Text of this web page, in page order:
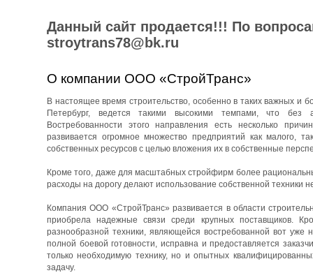
Данный сайт продается!!! По
stroytrans78@bk.ru
О компании ООО «СтройТранс»
В настоящее время строительство, особенно в таких важных и
Петербург, ведется такими высокими темпами, что без
Востребованности этого направления есть несколько
развивается огромное множество предприятий как малого,
собственных ресурсов с целью вложения их в собственные
Кроме того, даже для масштабных стройфирм более
расходы на дорогу делают использование собственной техники
Компания ООО «СтройТранс» развивается в области
приобрела надежные связи среди крупных поставщиков.
разнообразной техники, являющейся востребованной вот уже
полной боевой готовности, исправна и предоставляется
только необходимую технику, но и опытных
задачу.